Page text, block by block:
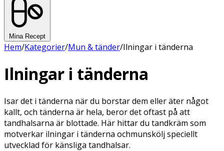
Mina Recept
Hem/Kategorier/Mun & tänder/Ilningar i tänderna
Ilningar i tänderna
Isar det i tänderna när du borstar dem eller äter något
kallt, och tänderna är hela, beror det oftast på att
tandhalsarna är blottade. Här hittar du tandkräm som
motverkar ilningar i tänderna ochmunskölj speciellt
utvecklad för känsliga tandhalsar.